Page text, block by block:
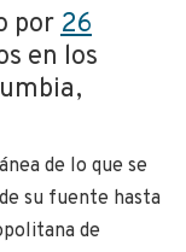
por 26
en los